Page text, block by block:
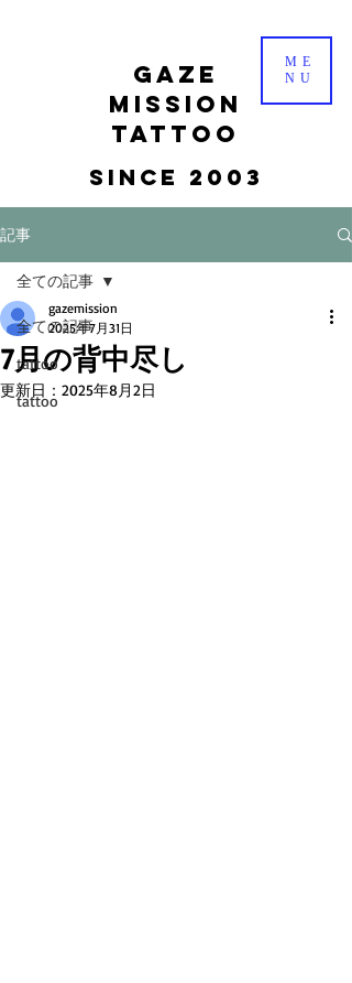
gaze
mission
tattoo
Since 2003
ME
NU
記事
全ての記事
tattoo
tattoo
全ての記事
7月の背中尽し
gazemission
2025年7月31日
更新日： 2025年8月2日